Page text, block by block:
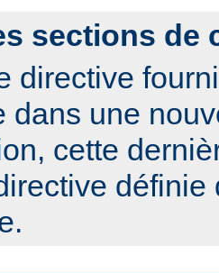
sections de
directive
dans une
cette
définie